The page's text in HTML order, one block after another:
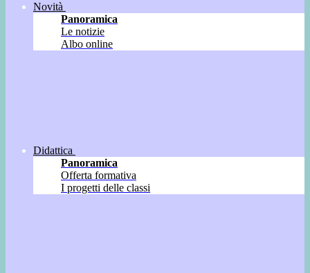
Novità
Panoramica
Le notizie
Albo online
Didattica
Panoramica
Offerta formativa
I progetti delle classi